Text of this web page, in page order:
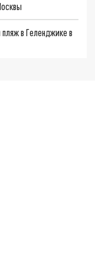
в Геленджике в